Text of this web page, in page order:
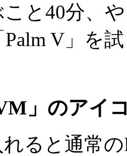
と40分、
V」を
」のアイ
ると通常の